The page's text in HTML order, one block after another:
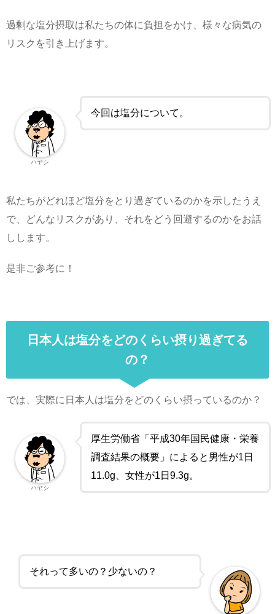
過剰な塩分摂取は私たちの体に負担をかけ、様々な病気の
リスクを引き上げます。
今回は塩分について。
ハヤシ
私たちがどれほど塩分をとり過ぎているのかを示したうえ
で、どんなリスクがあり、それをどう回避するのかをお話
しします。
是非ご参考に！
日本人は塩分をどのくらい摂り過ぎてる
の？
では、実際に日本人は塩分をどのくらい摂っているのか？
厚生労働省「平成30年国民健康・栄養
調査結果の概要」によると男性が1日
11.0g、女性が1日9.3g。
ハヤシ
それって多いの？少ないの？